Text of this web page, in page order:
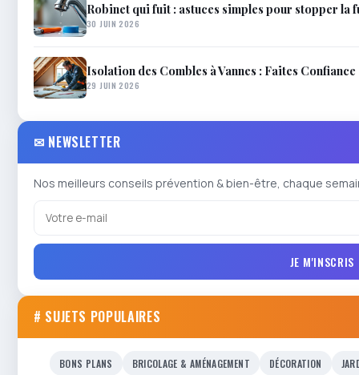
Robinet qui fuit : astuces simples pour stopper la
30 JUIN 2026
Isolation des Combles à Vannes : Faites
29 JUIN 2026
✉ NEWSLETTER
Nos meilleurs conseils prévention & bien-être, chaque
JE M'INSCRIS
# SUJETS POPULAIRES
BONS PLANS BRICOLAGE & AMÉNAGEMENT DÉCORATION